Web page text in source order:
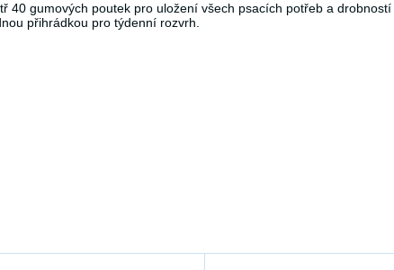
40 gumových poutek pro uložení všech psacích potřeb a
přihrádkou pro týdenní rozvrh.